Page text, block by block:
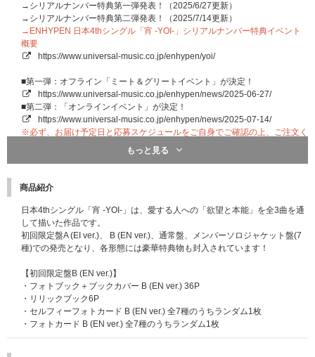
→シリアルナンバー特典第一弾発表！（2025/6/27更新）
→シリアルナンバー特典第二弾発表！（2025/7/14更新）
→ENHYPEN 日本4thシングル「宵 -YOI-」シリアルナンバー特典イベント
概要
https://www.universal-music.co.jp/enhypen/yoi/
■第一弾：オフライン「ミート＆グリートイベント」が決定！
https://www.universal-music.co.jp/enhypen/news/2025-06-27/
■第二弾：「オンラインイベント」が決定！
https://www.universal-music.co.jp/enhypen/news/2025-07-14/
※必ず、お届け予定日と応募スケジュールをご自身でご確認の上、ご注文く
【ENHYPEN 日本4thシングル「宵 -YOI-」購入者スペシャルプレゼント企画概
要】
対象商品を期間内にご予約・ご購入いただいたお客様を対象に特別な特典をプ
レゼントいたします！
■購入者スペシャルプレゼント
もっと見る
商品紹介
日本4thシングル「宵 -YOI-」は、愛する人への「欲望と本能」を全3曲を通
して描いた作品です。
初回限定盤A (EI ver.)、 B (EN ver.)、通常盤、メンバーソロジャケット盤(7
種)での発売となり、各形態には豪華特典物も封入されています！
【初回限定盤B (EN ver.)】
・フォトブック＋ブックカバー B (EN ver.) 36P
・リリックブック6P
・セルフィーフォトカード B (EN ver.) 全7種のうちランダム1枚
・フォトカード B (EN ver.) 全7種のうちランダム1枚